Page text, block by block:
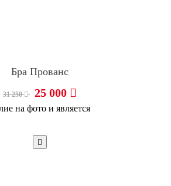
Бра Прованс
31 250 25 000
на фото и является